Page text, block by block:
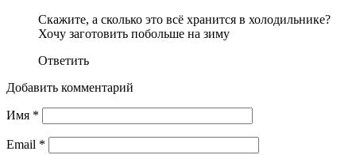
Скажите, а сколько это всё хранится в холодильнике?
Хочу заготовить побольше на зиму
Ответить
Добавить комментарий
Имя *
Email *